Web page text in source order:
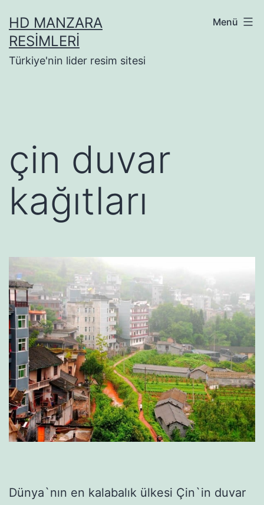
geçHD MANZARA
RESIMLERI
Türkiye'nin lider resim sitesi
Menü
çin duvar
kağıtları
Dünya`nın en kalabalık ülkesi Çin`in duvar